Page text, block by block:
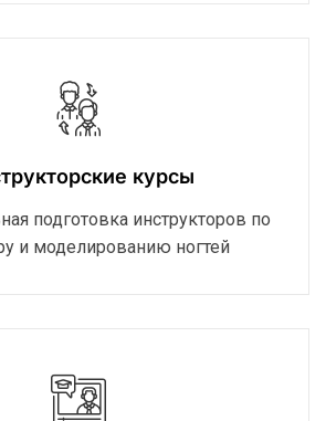
курсы
подготовка инструкторов по
и моделированию ногтей